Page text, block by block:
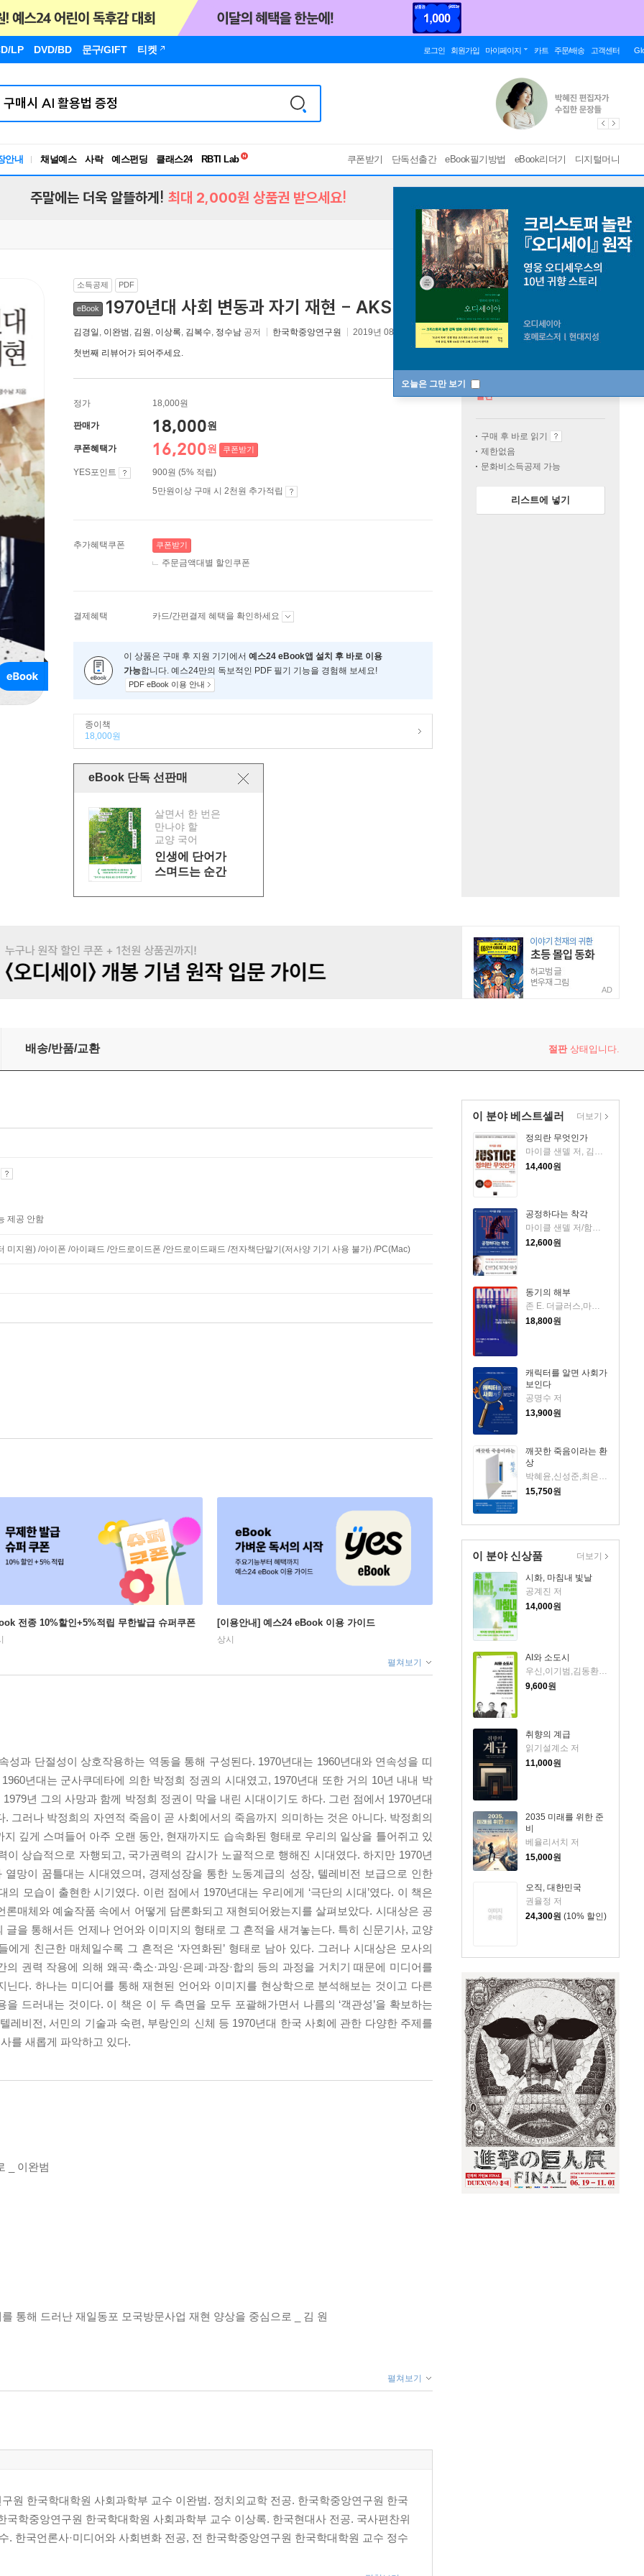
LP DVD/BD 문구/GIFT 티켓 로그인 회원가입 마이페이지 카트 주문/배송 고객센터
안내 채널예스 사락 예스펀딩 클래스24
독서유형검사
쿠폰받기 단독선출간 eBook필기방법 eBook리더기 디지털머니
오늘은 그만 보기
주말에는 더욱 알뜰하게! 최대 2,000원 상품권 받으세요!
소득공제 PDF
eBook 1970년대 사회 변동과 자기 재현 - AKS 사회총서 16 [ PDF ]
김경일 , 이완범 , 김원 , 이상록, 김복수, 정수남 공저 한국학중앙연구원 2019년 08월 01일
첫번째 리뷰어가 되어주세요.
정가 18,000원
판매가 18,000원
쿠폰혜택가 16,200원 쿠폰받기
YES포인트
900원 (5% 적립)
5만원이상 구매 시 2천원 추가적립
추가혜택쿠폰 쿠폰받기
주문금액대별 할인쿠폰
결제혜택 카드/간편결제 혜택을 확인하세요
이 상품은 구매 후 지원 기기에서 예스24 eBook앱 설치 후 바로 이용
가능합니다. 예스24만의 독보적인 PDF 필기 기능을 경험해 보세요!
PDF eBook 이용 안내
종이책
18,000원
eBook 단독 선판매
살면서 한 번은
만나야 할
교양 국어
인생에 단어가
스며드는 순간
절판
구매 후 바로 읽기
제한없음
문화비소득공제 가능
리스트에 넣기
AD
배송/반품/교환 절판상태입니다.
이 분야 베스트셀러
정의란 무엇인가
14,400원
공정하다는 착각
마이클 샌델 저/함규진 역
12,600원
동기의 해부
18,800원
캐릭터를 알면 사회가
보인다
공명수 저
13,900원
깨끗한 죽음이라는 환
상
15,750원
더보기
이 분야 신상품
시화, 마침내 빛날
공계진 저
14,000원
AI와 소도시
우신,이기범,김동환 저
9,600원
취향의 계급
읽기설계소 저
11,000원
2035 미래를 위한 준
비
베율리서치 저
15,000원
오직, 대한민국
권율정 저
24,300원 (10% 할인)
더보기
제공 안함
미지원) /아이폰 /아이패드 /안드로이드폰 /안드로이드패드 /전자책단말기(저사양 기기 사용 불가) /PC(Mac)
전종 10%할인+5%적립 무한발급 슈퍼쿠폰 [이용안내] 예스24 eBook 이용 가이드
상시
펼쳐보기
과 단절성이 상호작용하는 역동을 통해 구성된다. 1970년대는 1960년대와 연속성을 띠
년대는 군사쿠데타에 의한 박정희 정권의 시대였고, 1970년대 또한 거의 10년 내내 박
년 그의 사망과 함께 박정희 정권이 막을 내린 시대이기도 하다. 그런 점에서 1970년대
그러나 박정희의 자연적 죽음이 곧 사회에서의 죽음까지 의미하는 것은 아니다. 박정희의
깊게 스며들어 아주 오랜 동안, 현재까지도 습속화된 형태로 우리의 일상을 틀어쥐고 있
상습적으로 자행되고, 국가권력의 감시가 노골적으로 행해진 시대였다. 하지만 1970년
망이 꿈틀대는 시대였으며, 경제성장을 통한 노동계급의 성장, 텔레비전 보급으로 인한
모습이 출현한 시기였다. 이런 점에서 1970년대는 우리에게 ‘극단의 시대’였다. 이 책은
매체와 예술작품 속에서 어떻게 담론화되고 재현되어왔는지를 살펴보았다. 시대상은 공
을 통해서든 언제나 언어와 이미지의 형태로 그 흔적을 새겨놓는다. 특히 신문기사, 교양
게 친근한 매체일수록 그 흔적은 ‘자연화된’ 형태로 남아 있다. 그러나 시대상은 모사의
권력 작용에 의해 왜곡·축소·과잉·은폐·과장·합의 등의 과정을 거치기 때문에 미디어를
다. 하나는 미디어를 통해 재현된 언어와 이미지를 현상학으로 분석해보는 것이고 다른
드러내는 것이다. 이 책은 이 두 측면을 모두 포괄해가면서 나름의 ‘객관성’을 확보하는
레비전, 서민의 기술과 숙련, 부랑인의 신체 등 1970년대 한국 사회에 관한 다양한 주제를
를 새롭게 파악하고 있다.
_ 이완범
통해 드러난 재일동포 모국방문사업 재현 양상을 중심으로 _ 김 원
_ 이상록
와 일상생활의 변화를 중심으로 _ 김복수
펼쳐보기
원 한국학대학원 사회과학부 교수 이완범. 정치외교학 전공. 한국학중앙연구원 한국
학중앙연구원 한국학대학원 사회과학부 교수 이상록. 한국현대사 전공. 국사편찬위
. 한국언론사·미디어와 사회변화 전공, 전 한국학중앙연구원 한국학대학원 교수 정수